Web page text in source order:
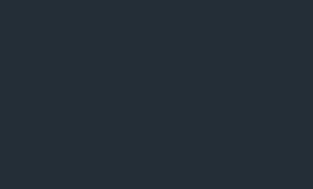
vidinis kasetinis blokas TCL